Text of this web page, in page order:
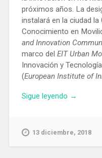
próximos años. La
instalará en la ciudad
Conocimiento en
and Innovation
marco del EIT Urban
Innovación y
(European Institute of
Sigue leyendo «Eligen
para
→
13 diciembre, 2018